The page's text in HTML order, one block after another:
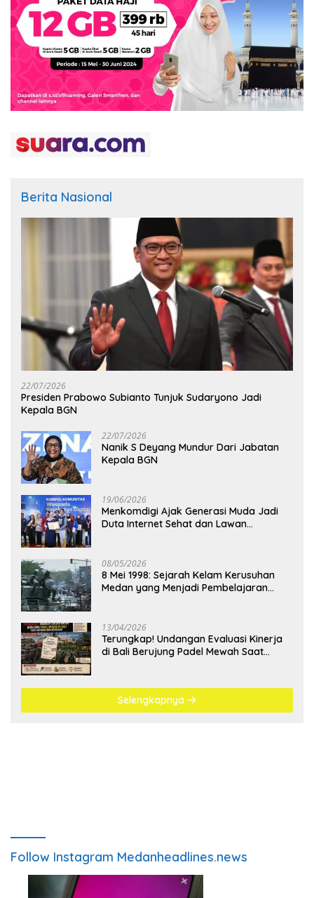
Berita Nasional
22/07/2026
Presiden Prabowo Subianto Tunjuk Sudaryono Jadi
Kepala BGN
22/07/2026
Nanik S Deyang Mundur Dari Jabatan
Kepala BGN
19/06/2026
Menkomdigi Ajak Generasi Muda Jadi
Duta Internet Sehat dan Lawan
08/05/2026
8 Mei 1998: Sejarah Kelam Kerusuhan
Medan yang Menjadi Pembelajaran
13/04/2026
Terungkap! Undangan Evaluasi Kinerja
di Bali Berujung Padel Mewah Saat
Selengkapnya
Follow Instagram Medanheadlines.news